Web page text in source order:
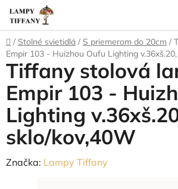
Prejsť
na
obsah
Domov
/ Stolné svietidlá / S priemerom do 20cm /
Empir 103 - Huizhou Oufu Lighting
Tiffany stolová
Empir 103 -
Lighting
sklo/kov,40W
Značka: Lampy Tiffany